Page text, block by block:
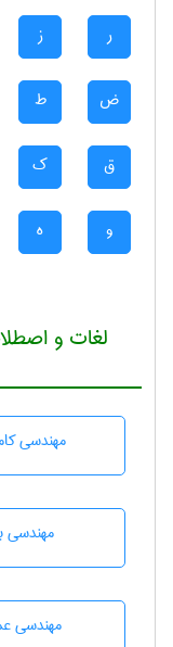
ر ز
ض ط
ق ک
و ه
لغات و
مهندسی
مهندسی
مهندسی